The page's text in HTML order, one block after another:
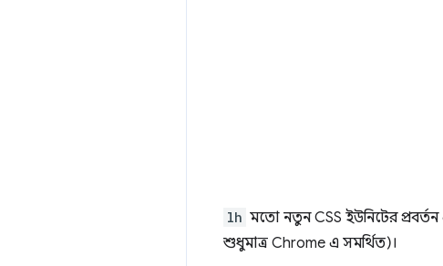
lh মতো নতুন CSS ইউনিটের
শুধুমাত্র Chrome এ সমর্থিত)।